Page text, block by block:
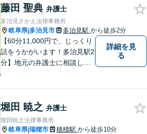
決への第一歩です。小さな問
題から大きな問題まで、お気
軽にご相談ください。
藤田 聖典 弁護士
多治見さかえ法律事務所
岐阜県|多治見市 多治見駅 から徒歩2分
【60分11,000円で、じっくり
話をうかがいます！多治見駅2
分】地元の弁護士に相談した
まで。相談料は、平日営業時
間内は60分11,000円。じっく
り話をうかがいます。
詳細を見
る
堀田 暁之 弁護士
堀田暁之法律事務所
岐阜県|瑞穂市 穂積駅 から徒歩10分